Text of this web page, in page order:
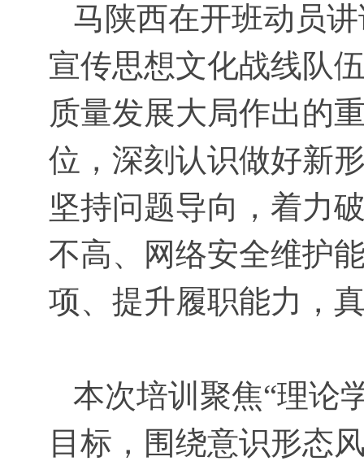
马陕西在开班动员
宣传思想文化战线队
质量发展大局作出的
位，深刻认识做好新
坚持问题导向，着力
不高、网络安全维护
项、提升履职能力，
本次培训聚焦“理论
目标，围绕意识形态